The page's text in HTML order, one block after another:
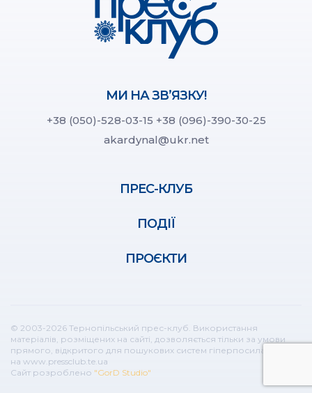
МИ НА ЗВ’ЯЗКУ!
+38 (050)-528-03-15 +38 (096)-390-30-25
akardynal@ukr.net
ПРЕС-КЛУБ
ПОДІЇ
ПРОЄКТИ
© 2003-2026 Тернопільський прес-клуб. Використання
матеріалів, розміщених на сайті, дозволяється тільки за умови
прямого, відкритого для пошукових систем гіперпосилання
на www.pressclub.te.ua
Сайт розроблено "GorD Studio"